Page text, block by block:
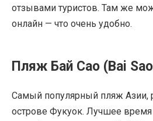
отзывами туристов. Там же
онлайн — что очень удобно.
Пляж Бай Сао (Bai
Самый популярный пляж Азии,
острове Фукуок. Лучшее время